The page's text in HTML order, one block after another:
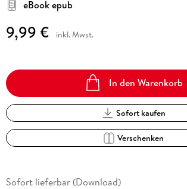
eBook epub
9,99 € inkl. Mwst.
In den Warenkorb
Sofort kaufen
Verschenken
Sofort lieferbar (Download)